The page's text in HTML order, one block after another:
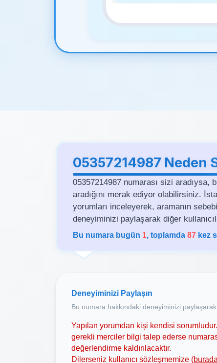
05357214987 Neden
05357214987 numarası sizi aradıysa,
aradığını merak ediyor olabilirsiniz.
yorumları inceleyerek, aramanın
deneyiminizi paylaşarak diğer
Bu numara bugün 1, toplamda 87 kez
Deneyiminizi Paylaşın
Bu numara hakkındaki deneyiminizi paylaşarak
Yapılan yorumdan kişi kendisi
gerekli merciler bilgi talep ederse
değerlendirme kaldırılacaktır.
Dilerseniz kullanıcı sözleşmemize (